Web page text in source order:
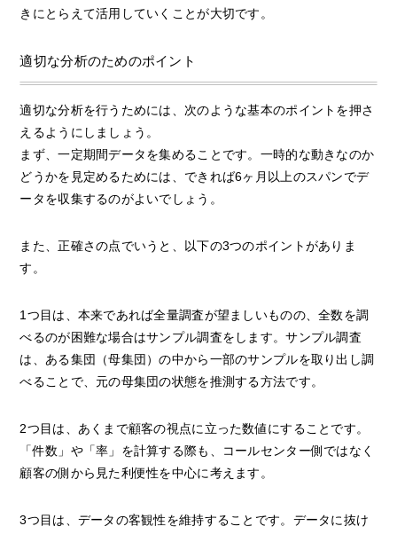
きにとらえて活用していくことが大切です。
適切な分析のためのポイント
適切な分析を行うためには、次のような基本のポイントを押さ
えるようにしましょう。
まず、一定期間データを集めることです。一時的な動きなのか
どうかを見定めるためには、できれば6ヶ月以上のスパンでデ
ータを収集するのがよいでしょう。
また、正確さの点でいうと、以下の3つのポイントがありま
す。
1つ目は、本来であれば全量調査が望ましいものの、全数を調
べるのが困難な場合はサンプル調査をします。サンプル調査
は、ある集団（母集団）の中から一部のサンプルを取り出し調
べることで、元の母集団の状態を推測する方法です。
2つ目は、あくまで顧客の視点に立った数値にすることです。
「件数」や「率」を計算する際も、コールセンター側ではなく
顧客の側から見た利便性を中心に考えます。
3つ目は、データの客観性を維持することです。データに抜け